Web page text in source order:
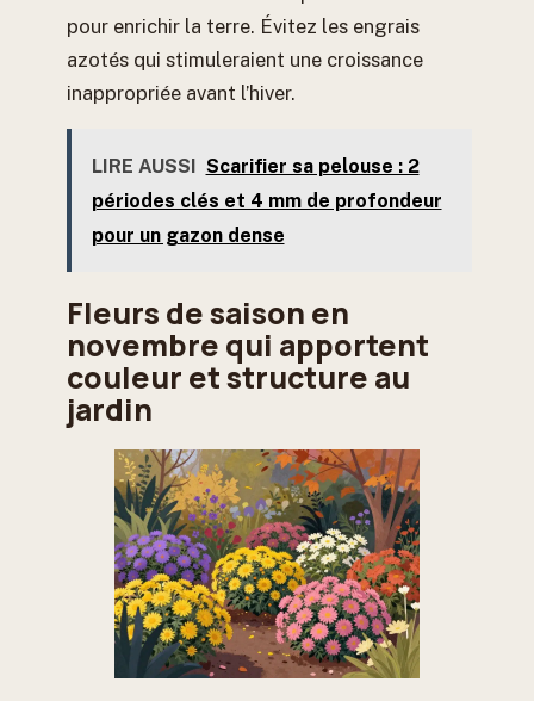
pour enrichir la terre. Évitez les engrais
azotés qui stimuleraient une croissance
inappropriée avant l’hiver.
LIRE AUSSI Scarifier sa pelouse : 2
périodes clés et 4 mm de profondeur
pour un gazon dense
Fleurs de saison en
novembre qui apportent
couleur et structure au
jardin